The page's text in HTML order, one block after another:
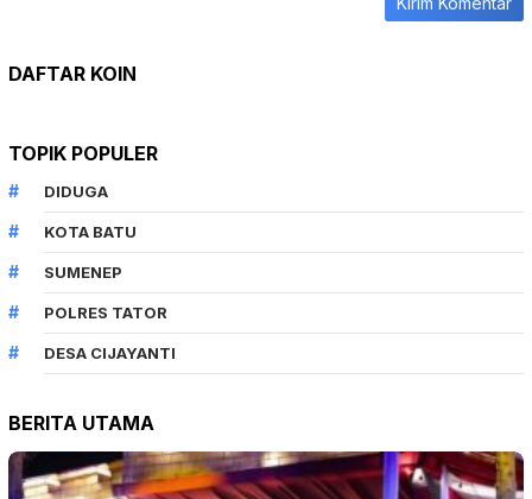
DAFTAR KOIN
TOPIK POPULER
DIDUGA
KOTA BATU
SUMENEP
POLRES TATOR
DESA CIJAYANTI
BERITA UTAMA